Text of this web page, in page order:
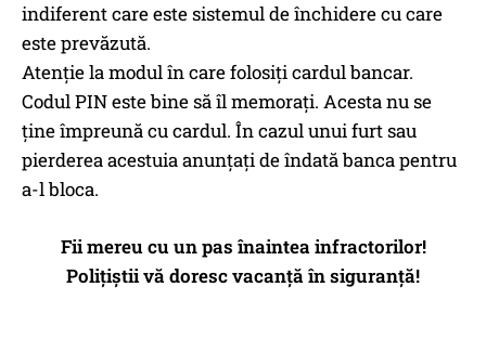
indiferent care este sistemul de închidere cu care
este prevăzută.
Atenție la modul în care folosiți cardul bancar.
Codul PIN este bine să îl memorați. Acesta nu se
ține împreună cu cardul. În cazul unui furt sau
pierderea acestuia anunțați de îndată banca pentru
a-l bloca.
Fii mereu cu un pas înaintea infractorilor!
Polițiștii vă doresc vacanță în siguranță!